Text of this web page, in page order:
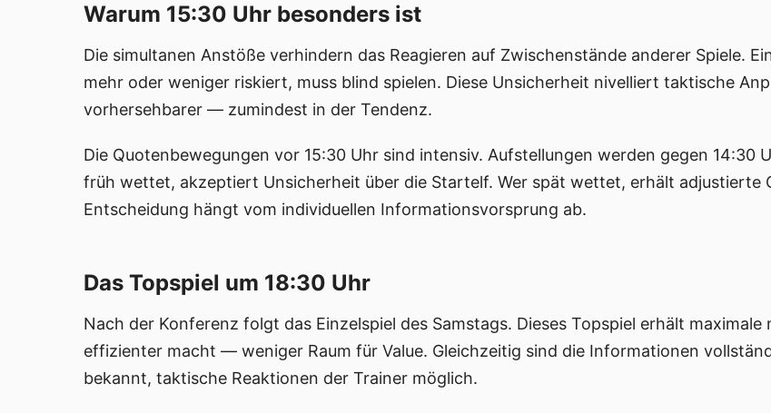
Warum 15:30 Uhr besonders ist
Die simultanen Anstöße verhindern das Reagieren auf Zwischenstände anderer Spiele.
mehr oder weniger riskiert, muss blind spielen. Diese Unsicherheit nivelliert taktische
vorhersehbarer — zumindest in der Tendenz.
Die Quotenbewegungen vor 15:30 Uhr sind intensiv. Aufstellungen werden gegen 14:30
früh wettet, akzeptiert Unsicherheit über die Startelf. Wer spät wettet, erhält adjustierte
Entscheidung hängt vom individuellen Informationsvorsprung ab.
Das Topspiel um 18:30 Uhr
Nach der Konferenz folgt das Einzelspiel des Samstags. Dieses Topspiel erhält
effizienter macht — weniger Raum für Value. Gleichzeitig sind die Informationen
bekannt, taktische Reaktionen der Trainer möglich.